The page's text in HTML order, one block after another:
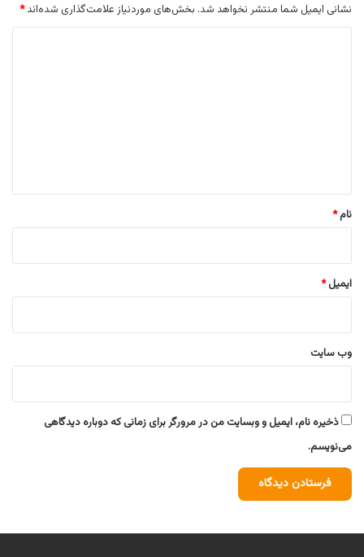
نشانی ایمیل شما منتشر نخواهد شد. بخش‌های موردنیاز علامت‌گذاری شده‌اند*
نام*
ایمیل*
وب‌ سایت
ذخیره نام، ایمیل و وبسایت من در مرورگر برای زمانی که دوباره دیدگاهی
می‌نویسم.